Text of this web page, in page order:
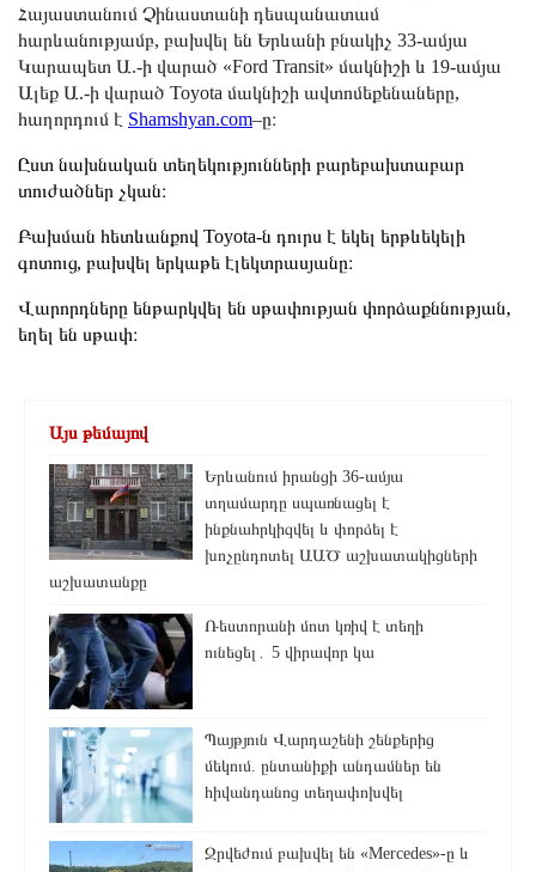
Հայաստանում Չինաստանի դեսպանատամ
հարևանությամբ, բախվել են Երևանի բնակիչ 33-ամյա
Կարապետ Ա.-ի վարած «Ford Transit» մակնիշի և 19-ամյա
Ալեք Ա.-ի վարած Toyota մակնիշի ավտոմեքենաները,
հաղորդում է Shamshyan.com–ը։
Ըստ նախնական տեղեկությունների բարեբախտաբար
տուժածներ չկան։
Բախման հետևանքով Toyota-ն դուրս է եկել երթևեկելի
գոտուց, բախվել երկաթե էլեկտրասյանը։
Վարորդները ենթարկվել են սթափության փորձաքննության,
եղել են սթափ։
Այս թեմայով
Երևանում իրանցի 36-ամյա
տղամարդը սպառնացել է
ինքնահրկիզվել և փորձել է
խոչընդոտել ԱԱԾ աշխատակիցների
աշխատանքը
Ռեստորանի մոտ կռիվ է տեղի
ունեցել․ 5 վիրավոր կա
Պայթյուն Վարդաշենի շենքերից
մեկում. ընտանիքի անդամներ են
հիվանդանոց տեղափոխվել
Ջրվեժում բախվել են «Mercedes»-ը և